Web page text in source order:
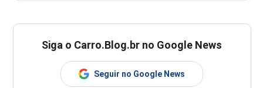
Siga o Carro.Blog.br no Google News
Seguir no Google News